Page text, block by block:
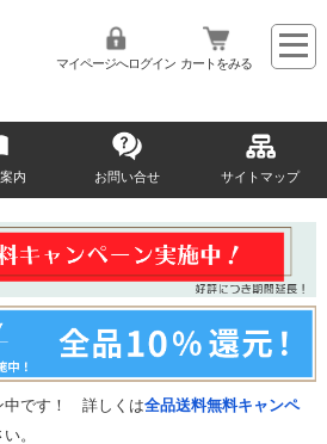
マイページへログイン カートをみる
内 お問い合せ サイトマップ
中です！ 詳しくは全品送料無料キャンペ
。